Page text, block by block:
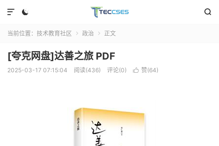
 

当前位置： 技术教育社区  政治  正文
[夸克网盘]达善之旅 PDF
2025-03-17 07:15:04 阅读(436) 评论(0)  赞(64)